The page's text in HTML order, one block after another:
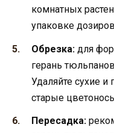
комнатных
упаковке
Обрезка: для
герань
Удаляйте сухие
старые
Пересадка: